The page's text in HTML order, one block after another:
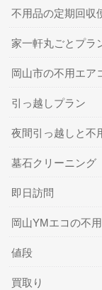
不用品の定期回収
家一軒丸ごとプラ
岡山市の不用エア
引っ越しプラン
夜間引っ越しと不
墓石クリーニング
即日訪問
岡山YMエコの不
値段
買取り